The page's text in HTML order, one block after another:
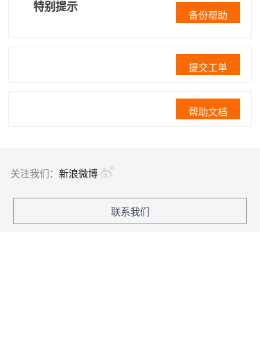
特别提示
备份帮助
提交工单
帮助文档